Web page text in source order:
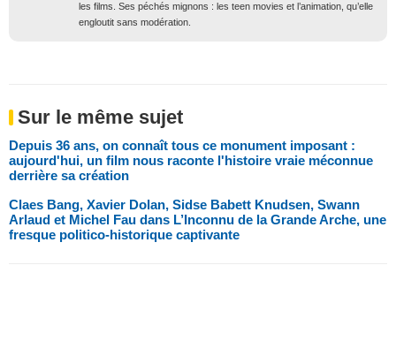
les films. Ses péchés mignons : les teen movies et l’animation, qu’elle
engloutit sans modération.
Sur le même sujet
Depuis 36 ans, on connaît tous ce monument imposant :
aujourd'hui, un film nous raconte l'histoire vraie méconnue
derrière sa création
Claes Bang, Xavier Dolan, Sidse Babett Knudsen, Swann
Arlaud et Michel Fau dans L’Inconnu de la Grande Arche, une
fresque politico-historique captivante